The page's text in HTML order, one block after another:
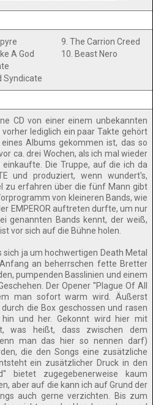
A God
Syndicate
9. The Carrion Creed
10. Beast Nero
CD von einer einem unbekannten
lediglich ein paar Takte gehört
Albums gekommen ist, das so
ca. drei Wochen, als ich mal wieder
Die Truppe, auf die ich da
und produziert, wenn wundert's,
zu erfahren über die fünf Mann gibt
von kleineren Bands, wie
EMPEROR auftreten durfte, um nur
genannten Bands kennt, der weiß,
vor sich auf die Bühne holen.
ja um hochwertigen Death Metal
an beherrschen fette Bretter
pumpenden Basslinien und einem
Der Opener ''Plague Of All
man sofort warm wird. Äußerst
die Box geschossen und rasen
und her. Gekonnt wird hier mit
was heißt, dass zwischen dem
man das hier so nennen darf)
die den Songs eine zusätzliche
ein zusätzlicher Druck in den
bietet zugegebenerweise kaum
aber auf die kann ich auf Grund der
auch gerne verzichten. Bis zum